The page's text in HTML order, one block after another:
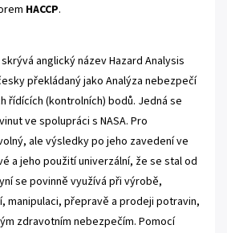
HACCP.
anglický název Hazard Analysis
překládaný jako Analýza nebezpečí
řídících (kontrolních) bodů. Jedná se
ve spolupráci s NASA. Pro
ale výsledky po jeho zavedení ve
a jeho použití univerzální, že se stal od
se povinně využívá při výrobě,
manipulaci, přepravě a prodeji potravin,
zdravotním nebezpečím. Pomocí